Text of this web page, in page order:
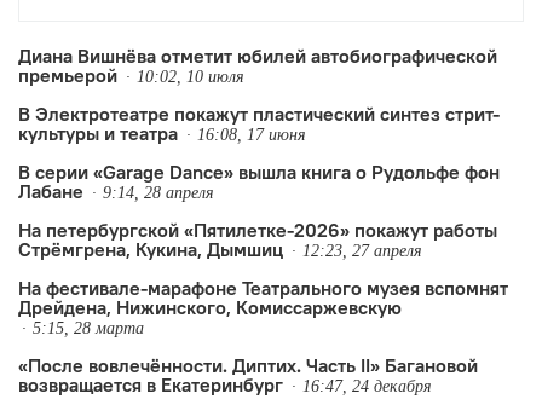
Диана Вишнёва отметит юбилей автобиографической
премьерой
10:02, 10 июля
В Электротеатре покажут пластический синтез стрит-
культуры и театра
16:08, 17 июня
В серии «Garage Dance» вышла книга о Рудольфе фон
Лабане
9:14, 28 апреля
На петербургской «Пятилетке-2026» покажут работы
Стрёмгрена, Кукина, Дымшиц
12:23, 27 апреля
На фестивале-марафоне Театрального музея вспомнят
Дрейдена, Нижинского, Комиссаржевскую
5:15, 28 марта
«После вовлечённости. Диптих. Часть II» Багановой
возвращается в Екатеринбург
16:47, 24 декабря